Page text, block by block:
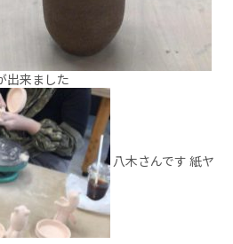
出来ました
八木さんです 紙ヤ